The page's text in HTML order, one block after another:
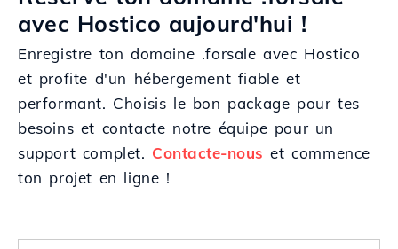
avec Hostico aujourd'hui !
Enregistre ton domaine .forsale avec Hostico
et profite d'un hébergement fiable et
performant. Choisis le bon package pour tes
besoins et contacte notre équipe pour un
support complet. Contacte-nous et commence
ton projet en ligne !